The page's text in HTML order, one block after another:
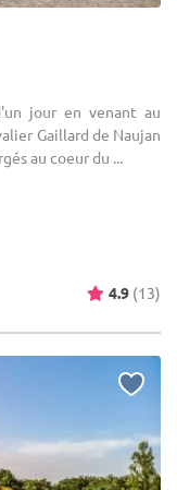
jour en venant au
Gaillard de Naujan
au coeur du ...
4.9 (13)